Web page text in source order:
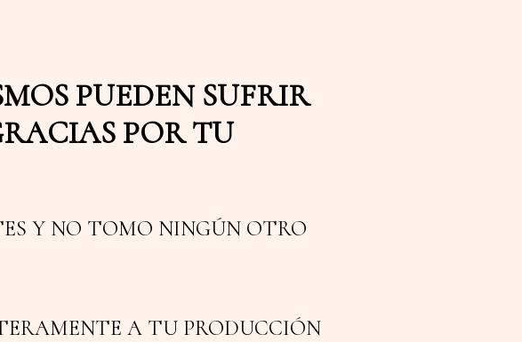
PUEDEN SUFRIR
POR TU
Y NO TOMO NINGÚN OTRO
A TU PRODUCCIÓN